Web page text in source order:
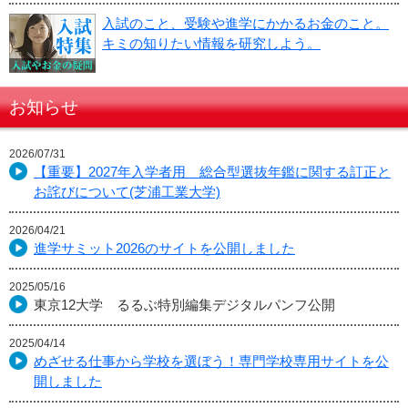
入試のこと、受験や進学にかかるお金のこと。
キミの知りたい情報を研究しよう。
お知らせ
2026/07/31
【重要】2027年入学者用 総合型選抜年鑑に関する訂正と
お詫びについて(芝浦工業大学)
2026/04/21
進学サミット2026のサイトを公開しました
2025/05/16
東京12大学 るるぶ特別編集デジタルパンフ公開
2025/04/14
めざせる仕事から学校を選ぼう！専門学校専用サイトを公
開しました